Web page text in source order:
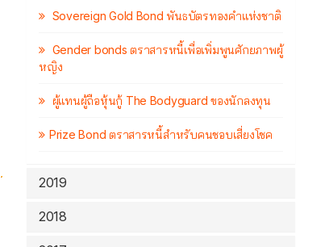
Sovereign Gold Bond พันธบัตรทองคำแห่งชาติ
Gender bonds ตราสารหนี้เพื่อเพิ่มพูนศักยภาพผู้
หญิง
ผู้แทนผู้ถือหุ้นกู้ The Bodyguard ของนักลงทุน
Prize Bond ตราสารหนี้สำหรับคนชอบเสี่ยงโชค
2019
2018